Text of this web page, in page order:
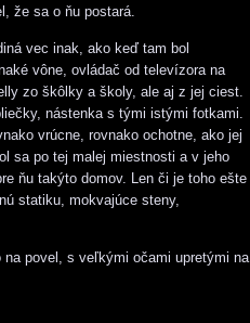
že sa o ňu postará.
vec inak, ako keď tam bol
vône, ovládač od televízora na
zo škôlky a školy, ale aj z jej ciest.
nástenka s tými istými fotkami.
vrúcne, rovnako ochotne, ako jej
sa po tej malej miestnosti a v jeho
ňu takýto domov. Len či je toho ešte
statiku, mokvajúce steny,
povel, s veľkými očami upretými na